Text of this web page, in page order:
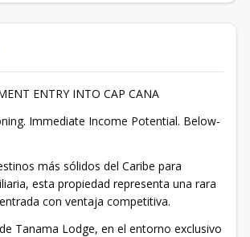
ENTRY INTO CAP CANA
Immediate Income Potential. Below-
más sólidos del Caribe para
esta propiedad representa una rara
con ventaja competitiva.
Tanama Lodge, en el entorno exclusivo